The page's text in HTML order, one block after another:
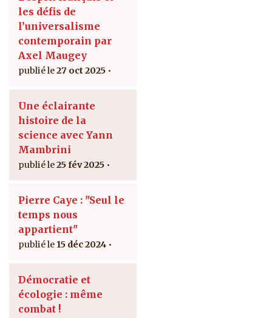
les défis de
l’universalisme
contemporain par
Axel Maugey
27 oct 2025
Une éclairante
histoire de la
science avec Yann
Mambrini
25 fév 2025
Pierre Caye : "Seul le
temps nous
appartient"
15 déc 2024
Démocratie et
écologie : même
combat !